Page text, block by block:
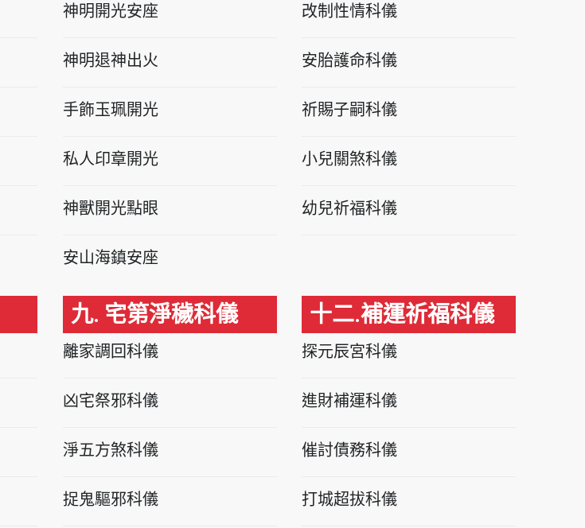
神明開光安座
神明退神出火
手飾玉珮開光
私人印章開光
神獸開光點眼
安山海鎮安座
九. 宅第淨穢科儀
離家調回科儀
凶宅祭邪科儀
淨五方煞科儀
捉鬼驅邪科儀
改制性情科儀
安胎護命科儀
祈賜子嗣科儀
小兒關煞科儀
幼兒祈福科儀
十二.補運祈福科儀
探元辰宮科儀
進財補運科儀
催討債務科儀
打城超拔科儀